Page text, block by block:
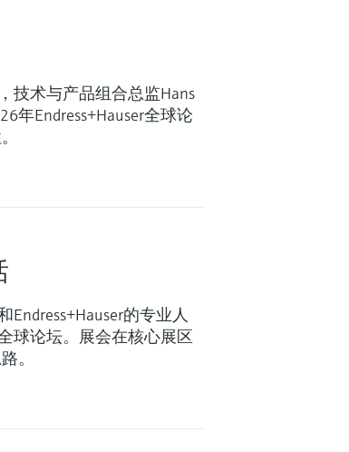
技术与产品组合总监Hans
年Endress+Hauser全球论
Endress+Hauser的专业人
球论坛。展会在核心展区
。